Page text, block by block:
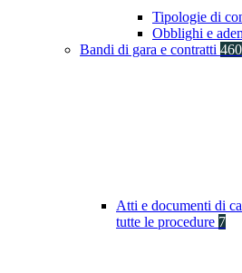
Tipologie di
Obblighi e
Bandi di gara e contratti 460
Atti e documenti di
tutte le procedure 7